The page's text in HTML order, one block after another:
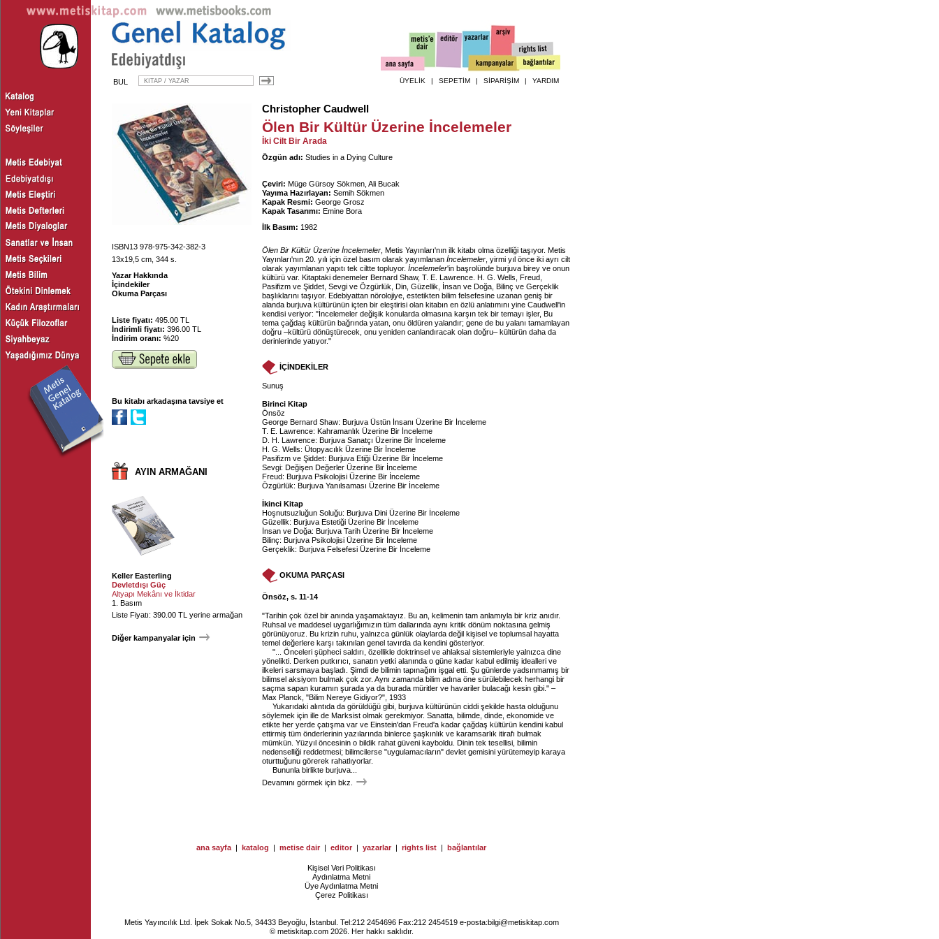
BUL ÜYELİK | SEPETİM | SİPARİŞİM | YARDIM
ISBN13 978-975-342-382-3
13x19,5 cm, 344 s.
Yazar Hakkında
İçindekiler
Okuma Parçası
Liste fiyatı: 495.00 TL
İndirimli fiyatı: 396.00 TL
İndirim oranı: %20
Bu kitabı arkadaşına tavsiye et
AYIN ARMAĞANI
Keller Easterling
Devletdışı Güç
Altyapı Mekânı ve İktidar
1. Basım
Liste Fiyatı: 390.00 TL yerine armağan
Diğer kampanyalar için
Christopher Caudwell
Ölen Bir Kültür Üzerine İncelemeler
İki Cilt Bir Arada
Özgün adı: Studies in a Dying Culture
Çeviri: Müge Gürsoy Sökmen, Ali Bucak
Yayıma Hazırlayan: Semih Sökmen
Kapak Resmi: George Grosz
Kapak Tasarımı: Emine Bora
İlk Basım: 1982
Ölen Bir Kültür Üzerine İncelemeler , Metis Yayınları'nın ilk kitabı olma özelliği taşıyor. Metis
Yayınları'nın 20. yılı için özel basım olarak yayımlanan İncelemeler , yirmi yıl önce iki ayrı cilt
olarak yayımlanan yapıtı tek ciltte topluyor. İncelemeler'in başrolünde burjuva birey ve onun
kültürü var. Kitaptaki denemeler Bernard Shaw, T. E. Lawrence. H. G. Wells, Freud,
Pasifizm ve Şiddet, Sevgi ve Özgürlük, Din, Güzellik, İnsan ve Doğa, Bilinç ve Gerçeklik
başlıklarını taşıyor. Edebiyattan nörolojiye, estetikten bilim felsefesine uzanan geniş bir
alanda burjuva kültürünün içten bir eleştirisi olan kitabın en özlü anlatımını yine Caudwell'in
kendisi veriyor: "İncelemeler değişik konularda olmasına karşın tek bir temayı işler, Bu
tema çağdaş kültürün bağrında yatan, onu öldüren yalandır; gene de bu yalanı tamamlayan
doğru –kültürü dönüştürecek, onu yeniden canlandıracak olan doğru– kültürün daha da
derinlerinde yatıyor."
İÇİNDEKİLER
Sunuş
Birinci Kitap
Önsöz
George Bernard Shaw: Burjuva Üstün İnsanı Üzerine Bir İnceleme
T. E. Lawrence: Kahramanlık Üzerine Bir İnceleme
D. H. Lawrence: Burjuva Sanatçı Üzerine Bir İnceleme
H. G. Wells: Ütopyacılık Üzerine Bir İnceleme
Pasifizm ve Şiddet: Burjuva Etiği Üzerine Bir İnceleme
Sevgi: Değişen Değerler Üzerine Bir İnceleme
Freud: Burjuva Psikolojisi Üzerine Bir İnceleme
Özgürlük: Burjuva Yanılsaması Üzerine Bir İnceleme
İkinci Kitap
Hoşnutsuzluğun Soluğu: Burjuva Dini Üzerine Bir İnceleme
Güzellik: Burjuva Estetiği Üzerine Bir İnceleme
İnsan ve Doğa: Burjuva Tarih Üzerine Bir İnceleme
Bilinç: Burjuva Psikolojisi Üzerine Bir İnceleme
Gerçeklik: Burjuva Felsefesi Üzerine Bir İnceleme
OKUMA PARÇASI
Önsöz, s. 11-14
"Tarihin çok özel bir anında yaşamaktayız. Bu an, kelimenin tam anlamıyla bir kriz anıdır.
Ruhsal ve maddesel uygarlığımızın tüm dallarında aynı kritik dönüm noktasına gelmiş
görünüyoruz. Bu krizin ruhu, yalnızca günlük olaylarda değil kişisel ve toplumsal hayatta
temel değerlere karşı takınılan genel tavırda da kendini gösteriyor.
"... Önceleri şüpheci saldırı, özellikle doktrinsel ve ahlaksal sistemleriyle yalnızca dine
yönelikti. Derken putkırıcı, sanatın yetki alanında o güne kadar kabul edilmiş idealleri ve
ilkeleri sarsmaya başladı. Şimdi de bilimin tapınağını işgal etti. Şu günlerde yadsınmamış bir
bilimsel aksiyom bulmak çok zor. Aynı zamanda bilim adına öne sürülebilecek herhangi bir
saçma sapan kuramın şurada ya da burada müritler ve havariler bulacağı kesin gibi." –
Max Planck, "Bilim Nereye Gidiyor?", 1933
Yukarıdaki alıntıda da görüldüğü gibi, burjuva kültürünün ciddi şekilde hasta olduğunu
söylemek için ille de Marksist olmak gerekmiyor. Sanatta, bilimde, dinde, ekonomide ve
etikte her yerde çatışma var ve Einstein'dan Freud'a kadar çağdaş kültürün kendini kabul
ettirmiş tüm önderlerinin yazılarında binlerce şaşkınlık ve karamsarlık itirafı bulmak
mümkün. Yüzyıl öncesinin o bildik rahat güveni kayboldu. Dinin tek tesellisi, bilimin
nedenselliği reddetmesi; bilimcilerse "uygulamacıların" devlet gemisini yürütemeyip karaya
oturttuğunu görerek rahatlıyorlar.
Bununla birlikte burjuva...
Devamını görmek için bkz.
ana sayfa | katalog | metise dair | editor | yazarlar | rights list | bağlantılar
Kişisel Veri Politikası
Aydınlatma Metni
Üye Aydınlatma Metni
Çerez Politikası
Metis Yayıncılık Ltd. İpek Sokak No.5, 34433 Beyoğlu, İstanbul. Tel:212 2454696 Fax:212 2454519 e-posta:bilgi@metiskitap.com
© metiskitap.com 2026. Her hakkı saklıdır.